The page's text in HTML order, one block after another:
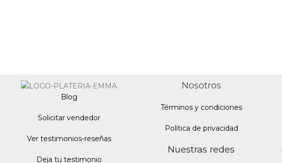
Blog
Solicitar vendedor
Ver testimonios-reseñas
Deja tu testimonio
Nosotros
Términos y condiciones
Política de privacidad
Nuestras redes